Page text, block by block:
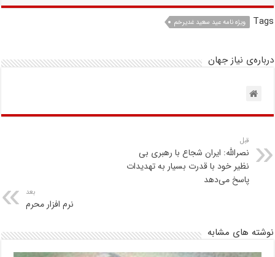
Tags ويژه نامه عيد سعيد غديرخم
درباره‌ی نیاز جهان
قبل
نصرالله: ایران شجاع با رهبری بی‌
نظیر خود با قدرت بسیار به تهدیدات
پاسخ می‌دهد
بعد
نرم افزار محرم
نوشته های مشابه